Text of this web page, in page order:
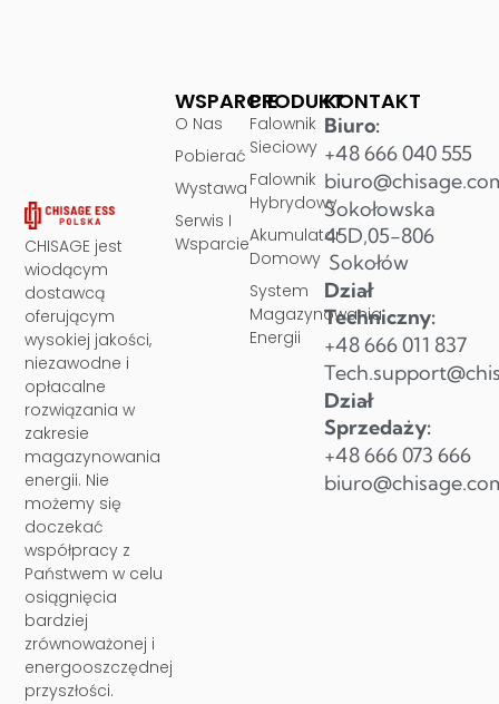
CHISAGE jest
wiodącym
dostawcą
oferującym
wysokiej jakości,
niezawodne i
opłacalne
rozwiązania w
zakresie
magazynowania
energii. Nie
możemy się
doczekać
współpracy z
Państwem w celu
osiągnięcia
bardziej
zrównoważonej i
energooszczędnej
przyszłości.
PRODUKT
Falownik
Sieciowy
Falownik
Hybrydowy
Akumulator
Domowy
System
Magazynowania
Energii
WSPARCIE
O Nas
Pobierać
Wystawa
Serwis I
Wsparcie
KONTAKT
Biuro:
+48 666 040 555
Sokołowska
45D,05-806
Sokołów
Dział
Techniczny:
+48 666 011 837
Dział
Sprzedaży:
+48 666 073 666